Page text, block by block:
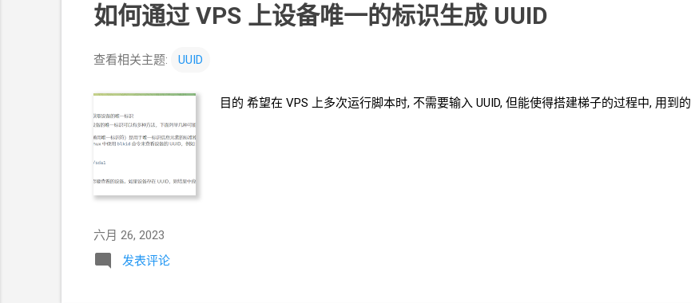
如何通过 VPS 上设备唯一的标识生成 UUID
查看相关主题: UUID
目的 希望在 VPS 上多次运行脚本时, 不需要输入 UUID, 但能使得搭建梯子的过程中, 用到的
六月 26, 2023
发表评论